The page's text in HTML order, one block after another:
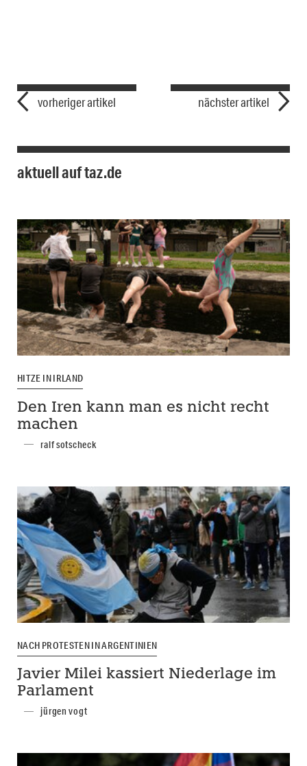
vorheriger artikel nächster artikel
aktuell auf taz.de
HITZE IN IRLAND
Den Iren kann man es nicht recht
machen
ralf sotscheck
NACH PROTESTEN IN ARGENTINIEN
Javier Milei kassiert Niederlage im
Parlament
jürgen vogt